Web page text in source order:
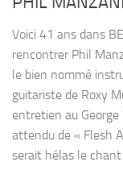
Voici 41 ans dans
rencontrer Phil
le bien nommé
guitariste de Roxy
entretien au George
attendu de « Flesh
serait hélas le chant